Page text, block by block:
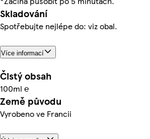
Skladování
Spotřebujte nejlépe do: viz obal.
Více informací
Čistý obsah
100ml ℮
Země původu
Vyrobeno ve Francii